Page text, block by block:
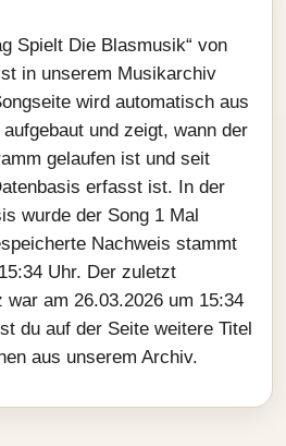
Spielt Die Blasmusik“ von
in unserem Musikarchiv
wird automatisch aus
und zeigt, wann der
gelaufen ist und seit
erfasst ist. In der
wurde der Song 1 Mal
Nachweis stammt
Uhr. Der zuletzt
am 26.03.2026 um 15:34
du auf der Seite weitere Titel
aus unserem Archiv.